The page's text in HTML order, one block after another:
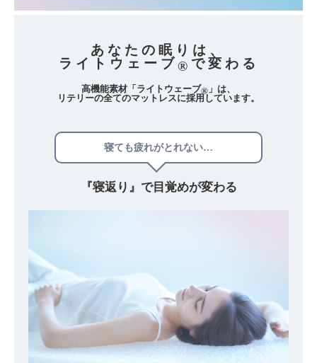
あなたの眠りは、
ライトウェーブ® で変わる
高機能素材「ライトウェーブ® 」は、
リテリーの全てのマットレスに採用しています。
寝ても疲れがとれない…
『寝返り』で目覚めが変わる